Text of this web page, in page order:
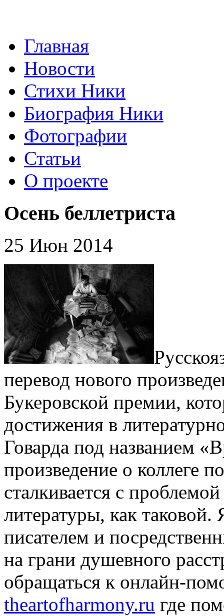
Главная
Новости
Стихи Ники
Биография Ники
Фотографии
Статьи
О проекте
Осень беллетриста
25 Июн 2014
перевод нового
Букеровской премии,
достижения в
Говарда под названием
произведение о коллеге
сталкивается с
литературы, как
писателем и
на грани душевного
обращаться к онлайн-
theartofharmony.ru где